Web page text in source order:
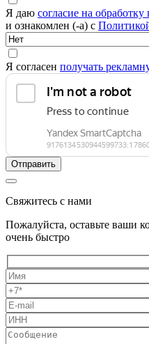
Я даю согласие на
и ознакомлен (-а) с
Я согласен получать
Свяжитесь с нами
Пожалуйста, оставьте ваши
очень быстро